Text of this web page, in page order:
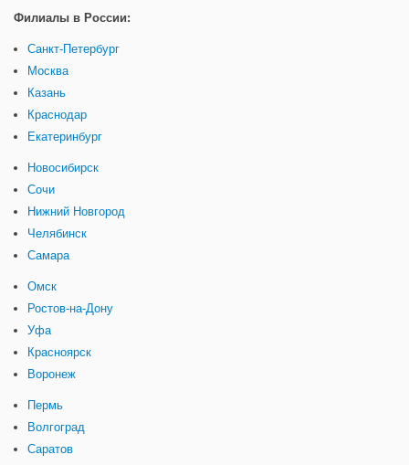
Филиалы в России:
Санкт-Петербург
Москва
Казань
Краснодар
Екатеринбург
Новосибирск
Сочи
Нижний Новгород
Челябинск
Самара
Омск
Ростов-на-Дону
Уфа
Красноярск
Воронеж
Пермь
Волгоград
Саратов